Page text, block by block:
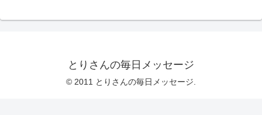
とりさんの毎日メッセージ
© 2011 とりさんの毎日メッセージ.